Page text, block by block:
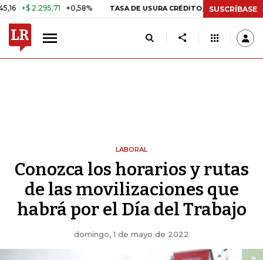
2.295,71 +0,58% TASA DE USURA CRÉDITO CONSUMO 29,66%
SUSCRÍBASE
LABORAL
Conozca los horarios y rutas
de las movilizaciones que
habrá por el Día del Trabajo
domingo, 1 de mayo de 2022